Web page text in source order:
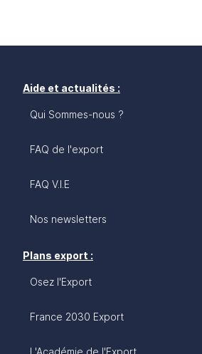
Aide et actualités :
Qui Sommes-nous ?
FAQ de l'export
FAQ V.I.E
Nos newsletters
Plans export :
Osez l'Export
France 2030 Export